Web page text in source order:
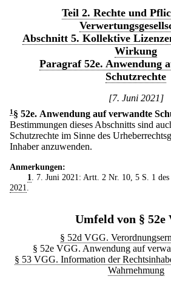
Teil 2. Rechte und
Abschnitt 5. Kollektive
Wirkung
Paragraf 52e. Anwendung
Schutzrechte
[7. Juni 2021]
1 § 52e. Anwendung auf verwandte
Bestimmungen dieses Abschnitts sind
Schutzrechte im Sinne des
Inhaber anzuwenden.
Anmerkungen:
1
. 7. Juni 2021: Artt. 2 Nr. 10, 5 S. 1 des
2021
Umfeld von § 52e
§ 52d VGG.
§ 52e VGG. Anwendung auf
§ 53 VGG. Information der
Wahrnehmung